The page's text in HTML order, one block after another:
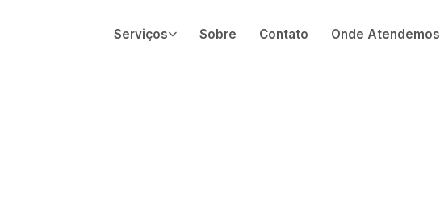
Serviços Sobre Contato Onde Atendemos